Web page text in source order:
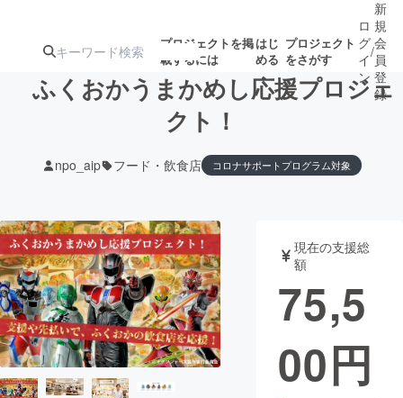
プロジェクトを掲
載するには
はじ
める
プロジェクト
をさがす
ジェクト
ターン
注目の新着プロ
ジェクト
募集終了が近いプ
ロジェクト
もうすぐ公開
されます
アート・写真 音楽
テクノロジー・ガジェット ゲーム・
映像・映画
ビジネス・起業 チャレンジ
ロ
グ
イ
ン
/
新
規
会
員
登
録
ふくおかうまかめし応援プロジェ
クト！
npo_aip フード・飲食店 コロナサポートプログラム対象
現在の支援総
額
75,5
00円